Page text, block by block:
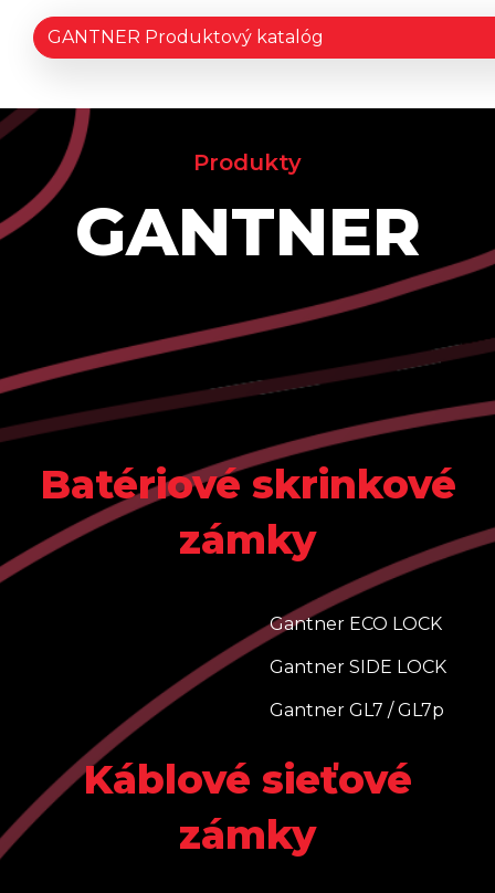
GANTNER Produktový katalóg
Produkty
GANTNER
Batériové skrinkové
zámky
Gantner ECO LOCK
Gantner SIDE LOCK
Gantner GL7 / GL7p
Káblové sieťové
zámky